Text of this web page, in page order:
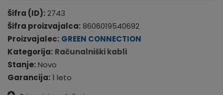
Šifra (ID):2743
Šifra proizvajalca: 8606019540692
Proizvajalec: GREEN CONNECTION
Kategorija: Računalniški kabli
Stanje:Novo
Garancija:1 leto